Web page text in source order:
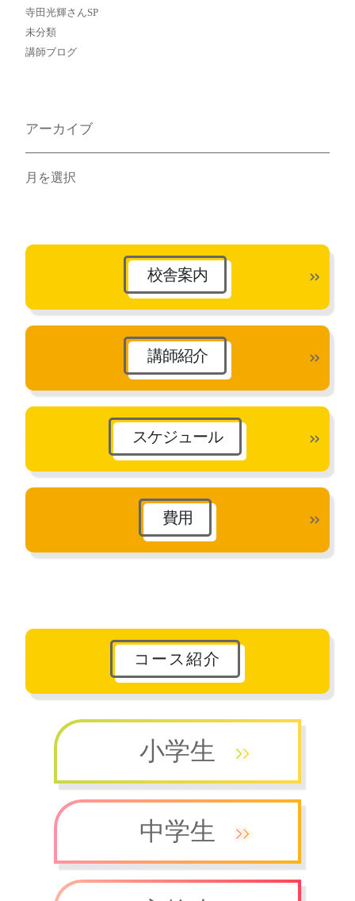
寺田光輝さんSP
未分類
講師ブログ
アーカイブ
ア
ブ
校舎案内
講師紹介
スケジュール
費用
コース紹介
小学生
中学生